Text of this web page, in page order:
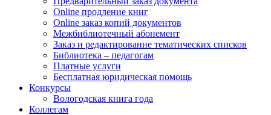
Online продление книг
Online заказ копий документов
Межбиблиотечный абонемент
Заказ и редактирование тематических списков
Библиотека – педагогам
Платные услуги
Бесплатная юридическая помощь
Конкурсы
Вологодская книга года
Коллегам